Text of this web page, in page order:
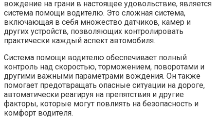
вождение на грани в настоящее удовольствие, является
система помощи водителю. Это сложная система,
включающая в себя множество датчиков, камер и
других устройств, позволяющих контролировать
практически каждый аспект автомобиля.
Система помощи водителю обеспечивает полный
контроль над скоростью, торможением, поворотами и
другими важными параметрами вождения. Он также
помогает предотвращать опасные ситуации на дороге,
автоматически реагируя на препятствия и другие
факторы, которые могут повлиять на безопасность и
комфорт водителя.